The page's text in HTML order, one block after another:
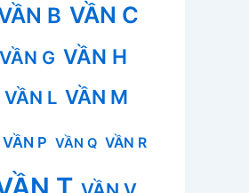
B VẦN C
VẦN G VẦN H
VẦN L VẦN M
VẦN P VẦN Q VẦN R